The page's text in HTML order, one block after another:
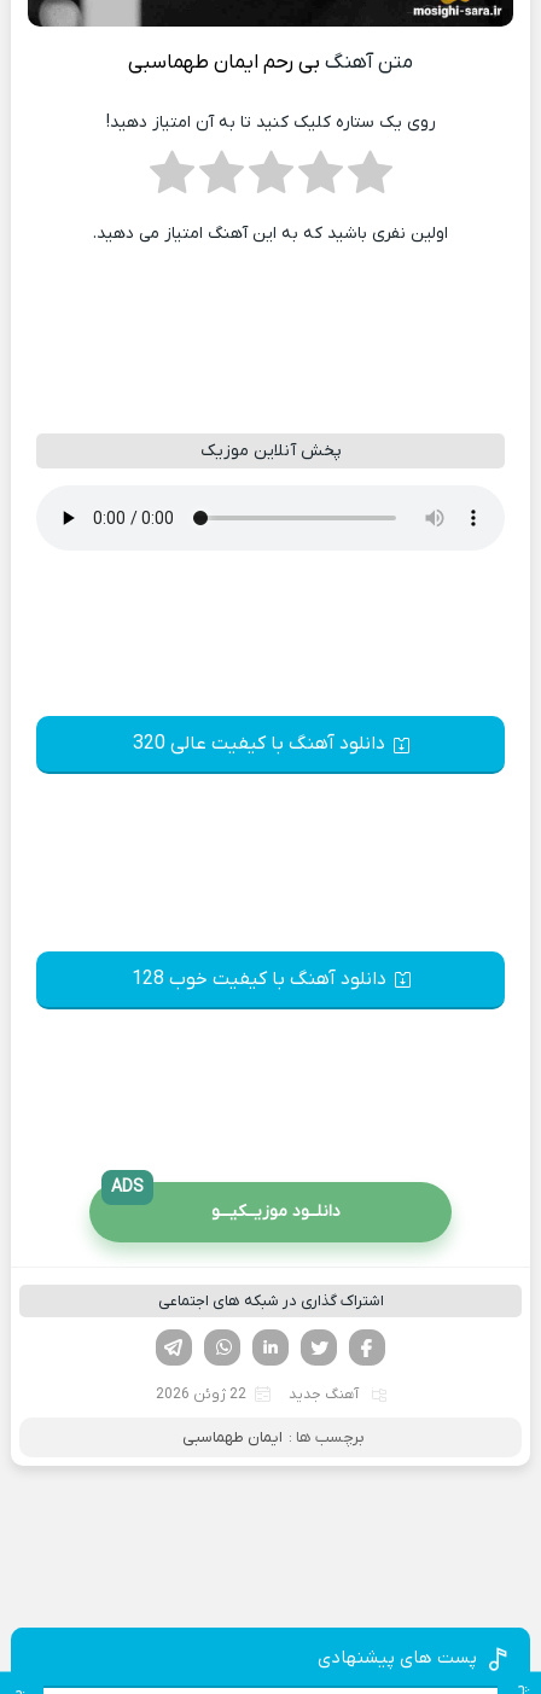
متن آهنگ بی رحم ایمان طهماسبی
روی یک ستاره کلیک کنید تا به آن امتیاز دهید!
اولین نفری باشید که به این آهنگ امتیاز می دهید.
پخش آنلاین موزیک
دانلود آهنگ با کیفیت عالی 320
دانلود آهنگ با کیفیت خوب 128
دانلــود موزیــکیـــو
ADS
اشتراک گذاری در شبکه های اجتماعی
لینکدین تویتر
فیسوک
آهنگ جدید 22 ژوئن 2026
برچسب ها : ایمان طهماسبی
پست های پیشنهادی